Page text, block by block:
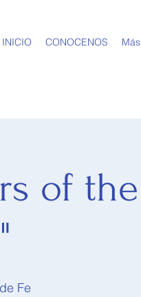
INICIO CONOCENOS Más
of the
Fe